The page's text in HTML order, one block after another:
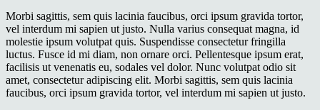
Morbi sagittis, sem quis lacinia faucibus, orci ipsum gravida tortor,
vel interdum mi sapien ut justo. Nulla varius consequat magna, id
molestie ipsum volutpat quis. Suspendisse consectetur fringilla
luctus. Fusce id mi diam, non ornare orci. Pellentesque ipsum erat,
facilisis ut venenatis eu, sodales vel dolor. Nunc volutpat odio sit
amet, consectetur adipiscing elit. Morbi sagittis, sem quis lacinia
faucibus, orci ipsum gravida tortor, vel interdum mi sapien ut justo.